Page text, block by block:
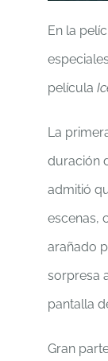
En la
película
La
duración
admitió
escenas,
arañado
sorpresa
pantalla
Gran